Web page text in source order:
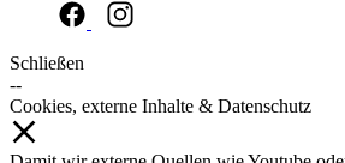
Schließen
--
Cookies, externe Inhalte & Datenschutz